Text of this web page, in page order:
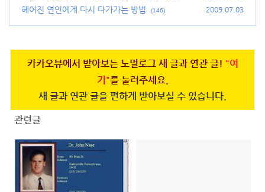
헤어진 연인에게 다시 다가가는 방법 (146) 2009.07.03
카카오뷰에서 받아보는 노멀로그 새 글과 연관 글! "여
기"를 눌러주세요.
새 글과 연관 글을 편하게 받아보실 수 있습니다.
관련글